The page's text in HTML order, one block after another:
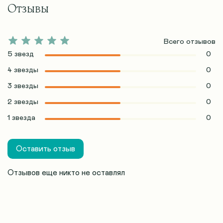
Отзывы
Отзывов еще никто не оставлял
Всего отзывов
5 звезд
0
4 звезды 0
3 звезды 0
2 звезды 0
1 звезда 0
Оставить отзыв